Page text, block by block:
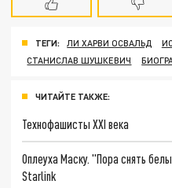
ТЕГИ: ЛИ ХАРВИ ОСВАЛЬД
СТАНИСЛАВ ШУШКЕВИЧ
ЧИТАЙТЕ ТАКЖЕ:
Технофашисты XXI века
Оплеуха Маску. "Пора снять
Starlink